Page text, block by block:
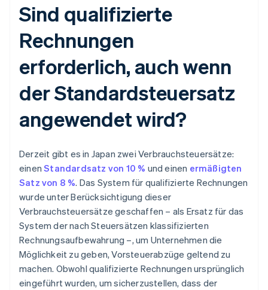
Sind qualifizierte
Rechnungen
erforderlich, auch wenn
der Standardsteuersatz
angewendet wird?
Derzeit gibt es in Japan zwei Verbrauchsteuersätze:
einenStandardsatz von 10 % und einen ermäßigten
Satz von 8 %. Das System für qualifizierte Rechnungen
wurde unter Berücksichtigung dieser
Verbrauchsteuersätze geschaffen – als Ersatz für das
System der nach Steuersätzen klassifizierten
Rechnungsaufbewahrung –, um Unternehmen die
Möglichkeit zu geben, Vorsteuerabzüge geltend zu
machen. Obwohl qualifizierte Rechnungen ursprünglich
eingeführt wurden, um sicherzustellen, dass der